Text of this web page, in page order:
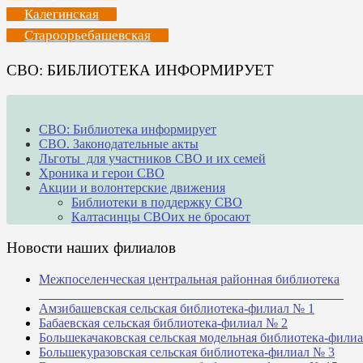
Калегинская
Староорьебашевская
СВО: БИБЛИОТЕКА ИНФОРМИРУЕТ
СВО: Библиотека информирует
СВО. Законодательные акты
Льготы для участников СВО и их семей
Хроника и герои СВО
Акции и волонтерские движения
Библиотеки в поддержку СВО
Калтасинцы СВОих не бросают
Новости наших филиалов
Межпоселенческая центральная районная библиотека
Амзибашевская сельская библиотека-филиал № 1
Бабаевская сельская библиотека-филиал № 2
Большекачаковская сельская модельная библиотека-
Большекуразовская сельская библиотека-филиал № 3